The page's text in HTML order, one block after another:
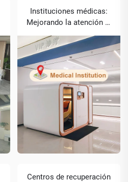
Instituciones médicas:
Mejorando la atención al
paciente con tecnología
clínica de OTB
Centros de recuperación